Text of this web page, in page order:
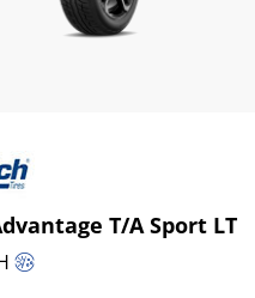
T/A Sport LT